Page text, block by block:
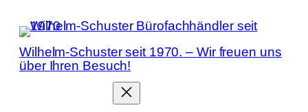
Inhalt
springen
Wilhelm-Schuster seit 1970. – Wir freuen uns
über Ihren Besuch!